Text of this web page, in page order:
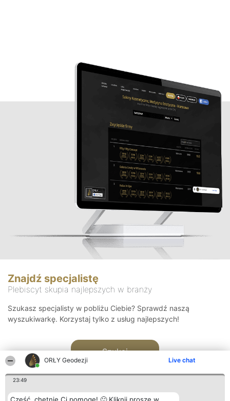
ORŁY Geodezji Live chat
23:49
Znajdź specjalistę
Plebiscyt skupia najlepszych w branży
Szukasz specjalisty w pobliżu Ciebie? Sprawdź naszą
wyszukiwarkę. Korzystaj tylko z usług najlepszych!
Szukaj